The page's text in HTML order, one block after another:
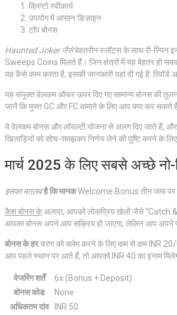
क्रिप्टो स्वीकार्य
उपयोग में आसान डिज़ाइन
टॉप बोनस
Haunted Joker जैसेबेहतरीन स्लॉट्स के साथ री-स्पिन
Sweeps Coins मिलते हैं। जिन क्षेत्रों में यह बेहतर हो
यह कैसे काम करता है, इसकी जानकारी यहां दी गई है:
यह संयुक्त वेलकम ऑफर ऊपर दिए गए सामान्य बोनस की
जानें कि मुफ्त GC और FC कमाने के लिए आप क्या कर सकते
ये वेलकम बोनस और लॉयल्टी योजना से अलग दिए जाते हैं, और
खिलाड़ियों को सोच-समझकर निर्णय लेने की पुष्टि करने के लिए
मार्च 2025 के लिए सबसे अच्छे नो-
इसका मतलबहै कि मानकWelcome Bonus तीन जमा पर
कैश बोनस केअलावा, आपको लोकप्रिय खेलों जैसे “Catch &
आपका बोनस अपने आप सक्रिय हो जाएगा, लेकिन आप अपने
बोनस के हरचरण को क्लेम करने के लिए कम से कम INR 20/
आप पहले स्थान पर आते हैं, तो आपको INR 40 का इनाम
वेजरिंग शर्तें
6x (Bonus + Deposit)
बोनस कोड
None
अधिकतम दांव
INR 50